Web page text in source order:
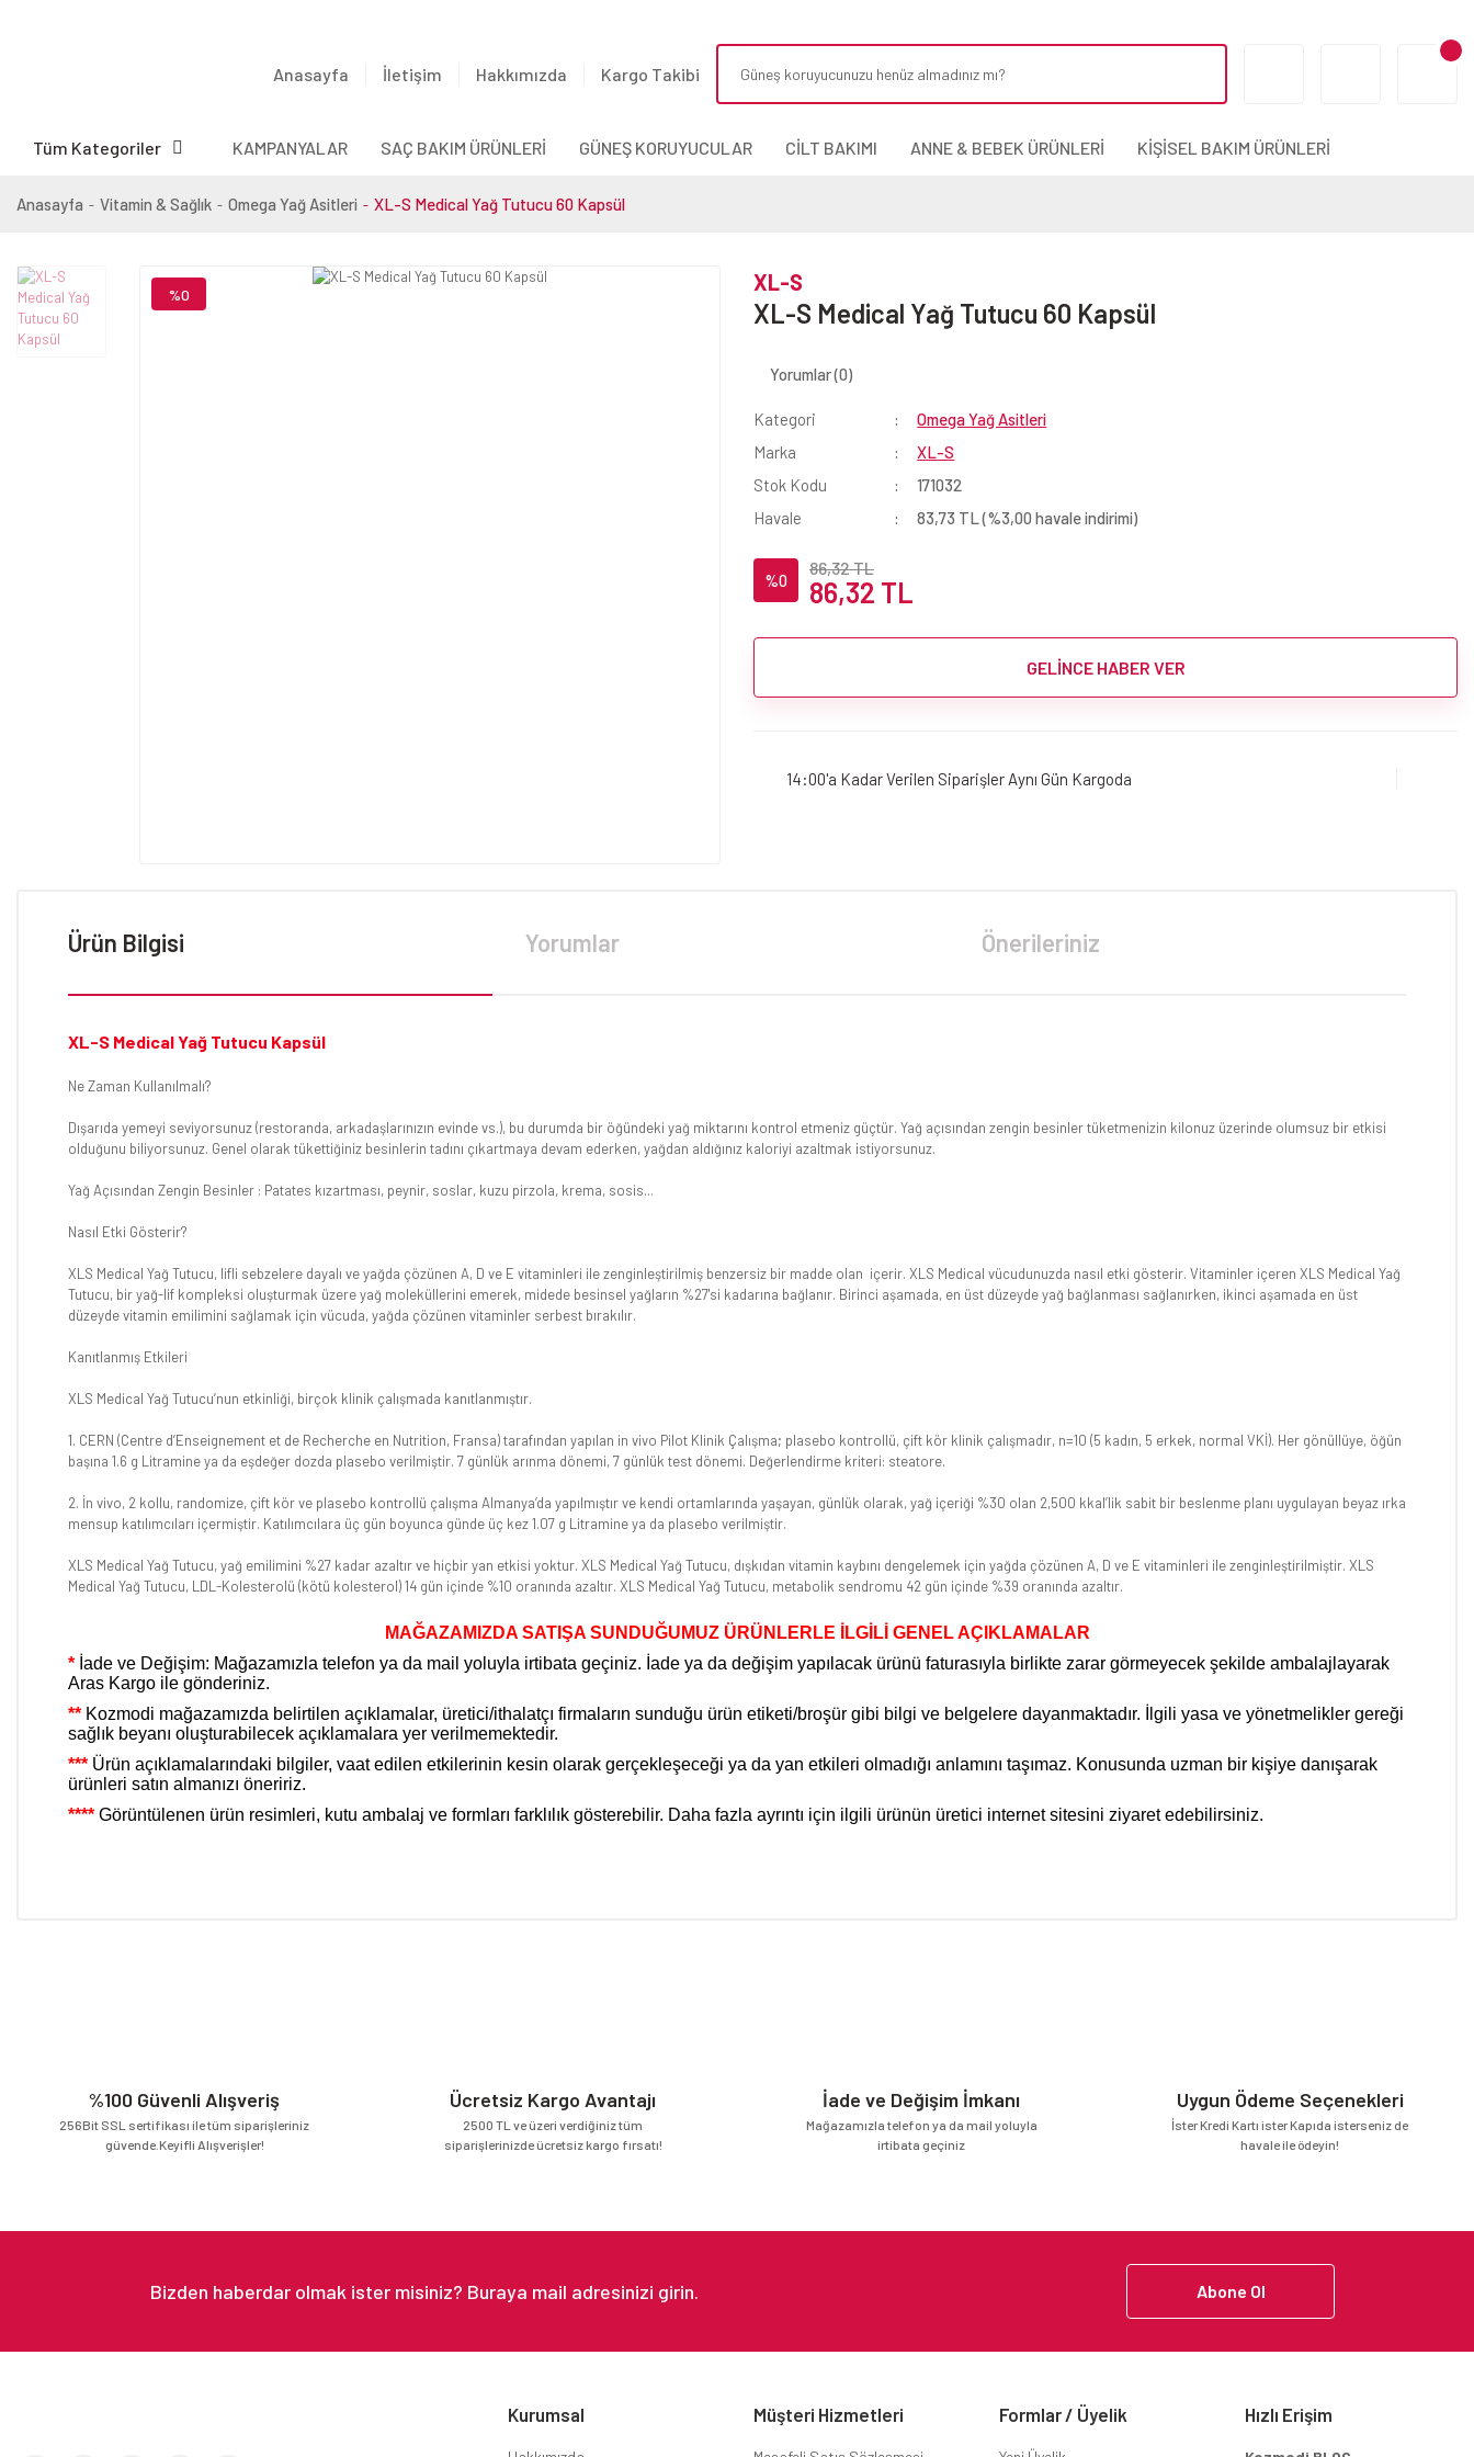
Anasayfa İletişim Hakkımızda Kargo Takibi
Tüm Kategoriler KAMPANYALAR SAÇ BAKIM ÜRÜNLERİ GÜNEŞ KORUYUCULAR CİLT BAKIMI ANNE & BEBEK ÜRÜNLERİ KİŞİSEL BAKIM ÜRÜNLERİ
Anasayfa Vitamin & Sağlık Omega Yağ Asitleri XL-S Medical Yağ Tutucu 60 Kapsül
%0 XL-S
XL-S Medical Yağ Tutucu 60 Kapsül
Yorumlar (0)
Kategori
Omega Yağ Asitleri
Marka
XL-S
Stok Kodu
171032
Havale
83,73 TL (%3,00 havale indirimi)
%0
86,32 TL
86,32 TL
GELİNCE HABER VER
14:00'a Kadar Verilen Siparişler Aynı Gün Kargoda
Ürün Bilgisi Yorumlar Önerileriniz
XL-S Medical Yağ Tutucu Kapsül
Ne Zaman Kullanılmalı?
Dışarıda yemeyi seviyorsunuz (restoranda, arkadaşlarınızın evinde vs.), bu durumda bir öğündeki yağ miktarını kontrol etmeniz güçtür. Yağ açısından zengin besinler tüketmenizin kilonuz üzerinde olumsuz bir etkisi
olduğunu biliyorsunuz. Genel olarak tükettiğiniz besinlerin tadını çıkartmaya devam ederken, yağdan aldığınız kaloriyi azaltmak istiyorsunuz.
Yağ Açısından Zengin Besinler : Patates kızartması, peynir, soslar, kuzu pirzola, krema, sosis...
Nasıl Etki Gösterir?
XLS Medical Yağ Tutucu, lifli sebzelere dayalı ve yağda çözünen A, D ve E vitaminleri ile zenginleştirilmiş benzersiz bir madde olan içerir. XLS Medical vücudunuzda nasıl etki gösterir. Vitaminler içeren XLS Medical Yağ
Tutucu, bir yağ-lif kompleksi oluşturmak üzere yağ moleküllerini emerek, midede besinsel yağların %27'si kadarına bağlanır. Birinci aşamada, en üst düzeyde yağ bağlanması sağlanırken, ikinci aşamada en üst
düzeyde vitamin emilimini sağlamak için vücuda, yağda çözünen vitaminler serbest bırakılır.
Kanıtlanmış Etkileri
XLS Medical Yağ Tutucu’nun etkinliği, birçok klinik çalışmada kanıtlanmıştır.
1. CERN (Centre d’Enseignement et de Recherche en Nutrition, Fransa) tarafından yapılan in vivo Pilot Klinik Çalışma; plasebo kontrollü, çift kör klinik çalışmadır, n=10 (5 kadın, 5 erkek, normal VKİ). Her gönüllüye, öğün
başına 1.6 g Litramine ya da eşdeğer dozda plasebo verilmiştir. 7 günlük arınma dönemi, 7 günlük test dönemi. Değerlendirme kriteri: steatore.
2. İn vivo, 2 kollu, randomize, çift kör ve plasebo kontrollü çalışma Almanya’da yapılmıştır ve kendi ortamlarında yaşayan, günlük olarak, yağ içeriği %30 olan 2,500 kkal’lik sabit bir beslenme planı uygulayan beyaz ırka
mensup katılımcıları içermiştir. Katılımcılara üç gün boyunca günde üç kez 1.07 g Litramine ya da plasebo verilmiştir.
XLS Medical Yağ Tutucu, yağ emilimini %27 kadar azaltır ve hiçbir yan etkisi yoktur. XLS Medical Yağ Tutucu, dışkıdan vitamin kaybını dengelemek için yağda çözünen A, D ve E vitaminleri ile zenginleştirilmiştir. XLS
Medical Yağ Tutucu, LDL-Kolesterolü (kötü kolesterol) 14 gün içinde %10 oranında azaltır. XLS Medical Yağ Tutucu, metabolik sendromu 42 gün içinde %39 oranında azaltır.
MAĞAZAMIZDA SATIŞA SUNDUĞUMUZ ÜRÜNLERLE İLGİLİ GENEL AÇIKLAMALAR
* İade ve Değişim: Mağazamızla telefon ya da mail yoluyla irtibata geçiniz. İade ya da değişim yapılacak ürünü faturasıyla birlikte zarar görmeyecek şekilde ambalajlayarak
Aras Kargo ile gönderiniz.
** Kozmodi mağazamızda belirtilen açıklamalar, üretici/ithalatçı firmaların sunduğu ürün etiketi/broşür gibi bilgi ve belgelere dayanmaktadır. İlgili yasa ve yönetmelikler gereği
sağlık beyanı oluşturabilecek açıklamalara yer verilmemektedir.
*** Ürün açıklamalarındaki bilgiler, vaat edilen etkilerinin kesin olarak gerçekleşeceği ya da yan etkileri olmadığı anlamını taşımaz. Konusunda uzman bir kişiye danışarak
ürünleri satın almanızı öneririz.
**** Görüntülenen ürün resimleri, kutu ambalaj ve formları farklılık gösterebilir. Daha fazla ayrıntı için ilgili ürünün üretici internet sitesini ziyaret edebilirsiniz.
Bu ürüne benzer farklı alternatifler olmalı.
%100 Güvenli Alışveriş
256Bit SSL sertifikası ile tüm siparişleriniz
güvende.Keyifli Alışverişler!
Ücretsiz Kargo Avantajı
2500 TL ve üzeri verdiğiniz tüm
siparişlerinizde ücretsiz kargo fırsatı!
İade ve Değişim İmkanı
Mağazamızla telefon ya da mail yoluyla
irtibata geçiniz
Uygun Ödeme Seçenekleri
İster Kredi Kartı ister Kapıda isterseniz de
havale ile ödeyin!
Abone Ol
Kurumsal Müşteri Hizmetleri Formlar / Üyelik Hızlı Erişim